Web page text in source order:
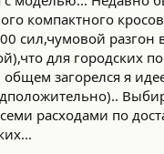
компактного
сил,чумовой разгон
для городских
загорелся я
расходами по